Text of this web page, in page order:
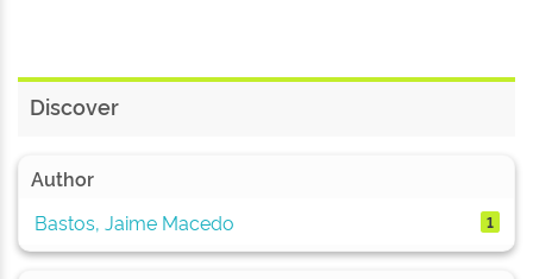
Discover
Author
Bastos, Jaime Macedo
1